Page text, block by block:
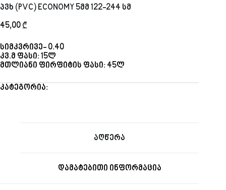
პვხ (PVC) ECONOMY 5მმ 122-244 სმ
45,00₾
სიმკვრივე- 0.40
კვ.მ ფასი: 15ლ
მთლიანი ფირფიტის ფასი: 45ლ
კატეგორია:
აღწერა
დამატებითი ინფორმაცია